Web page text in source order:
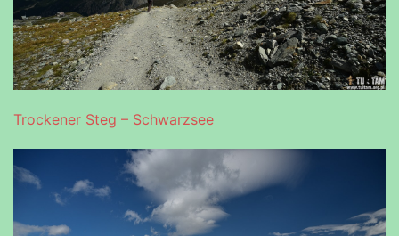
Trockener Steg – Schwarzsee